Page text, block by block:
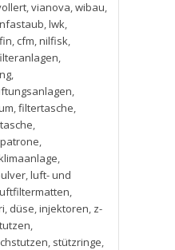
,vianova,wibau,
,lwk,
, cfm,nilfisk,
,
,
,
,filtertasche,
,
,
,
,luft- und
,
, düse,injektoren, z-
,
, stützringe,